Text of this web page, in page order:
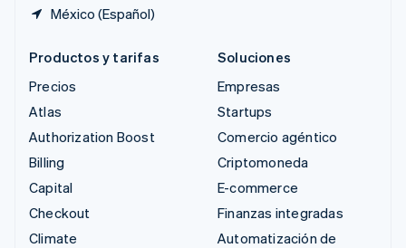
México (Español)
Productos y tarifas
Precios
Atlas
Authorization Boost
Billing
Capital
Checkout
Climate
Soluciones
Empresas
Startups
Comercio agéntico
Criptomoneda
E-commerce
Finanzas integradas
Automatización de